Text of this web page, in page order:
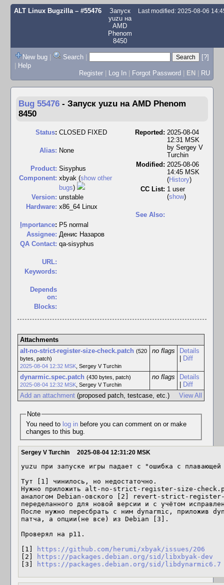
ALT Linux Bugzilla– #55476
Запуск
yuzu на
AMD
Phenom
8450
Last modified: 2025-08-06
New bug | Search |
[?]
| Help
Register | Log In | Forgot Password | EN | RU
Bug 55476 - Запуск yuzu на AMD Phenom
8450
Status: CLOSED FIXED
Alias: None
Product: Sisyphus
Component: xbyak (show other
bugs)
Version: unstable
Hardware: x86_64 Linux
mportance: P5 normal
Assignee: Денис Назаров
QA Contact: qa-sisyphus
URL:
Keywords:
Depends
on:
Blocks:
Reported: 2025-08-04
12:31 MSK
by Sergey V
Turchin
Modified: 2025-08-06
14:45 MSK
(History)
CC List: 1 user
(show)
See Also:
Attachments
alt-no-strict-register-size-check.patch (520
bytes, patch)
2025-08-04 12:32 MSK, Sergey V Turchin
no flags
Details
Diff
dynarmic.spec.patch (430 bytes, patch)
2025-08-04 12:32 MSK, Sergey V Turchin
no flags
Details
Diff
View All
Add an attachment(proposed patch, testcase, etc.)
Note
You need to log inbefore you can comment on or make
changes to this bug.
Sergey V Turchin 2025-08-04 12:31:20 MSK
yuzu при запуске игры падает с "ошибка с
Тут [1] чинилось, но недостаточно.
Нужно приложить alt-no-strict-register-size-
аналогом Debian-овского [2] revert-strict-
переделанного для новой версии и с учётом
После нужно пересбрать с ним dynarmic, приложив
патча, а опции(не все) из Debian [3].
Проверял на p11.
[1]
https://github.com/herumi/xbyak/issues/206
[2]
https://packages.debian.org/sid/libxbyak-dev
[3]
https://packages.debian.org/sid/libdynarmic6.7